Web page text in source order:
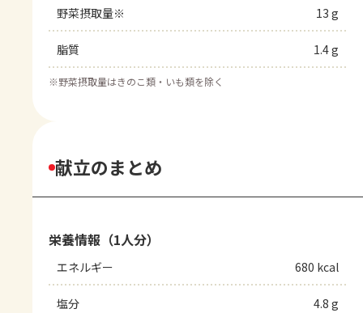
野菜摂取量※ 13 g
脂質 1.4 g
※野菜摂取量はきのこ類・いも類を除く
献立のまとめ
栄養情報（1人分）
エネルギー 680 kcal
塩分 4.8 g